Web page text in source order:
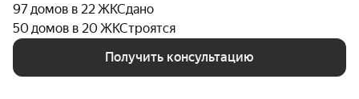
97 домов в 22 ЖКСдано
50 домов в 20 ЖКСтроятся
Получить консультацию